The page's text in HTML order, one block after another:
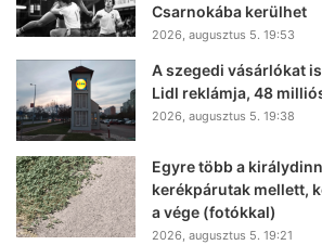
Csarnokába kerülhet
2026, augusztus 5. 19:53
A szegedi vásárlókat
Lidl reklámja, 48
2026, augusztus 5. 19:38
Egyre több a
kerékpárutak mellett,
a vége (fotókkal)
2026, augusztus 5. 19:21